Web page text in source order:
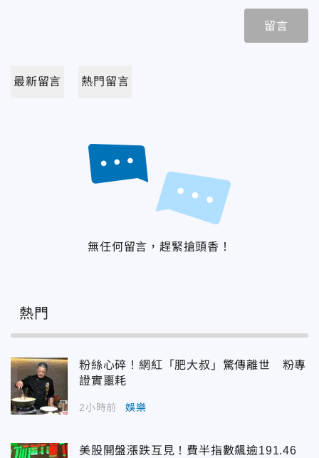
留言
最新留言 熱門留言
無任何留言，趕緊搶頭香！
熱門
粉絲心碎！網紅「肥大叔」驚傳離世 粉專
證實噩耗
2小時前 娛樂
美股開盤漲跌互見！費半指數飆逾191.46